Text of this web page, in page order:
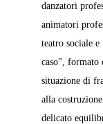
danzatori
animatori
teatro sociale
caso", formato
situazione di
alla
delicato